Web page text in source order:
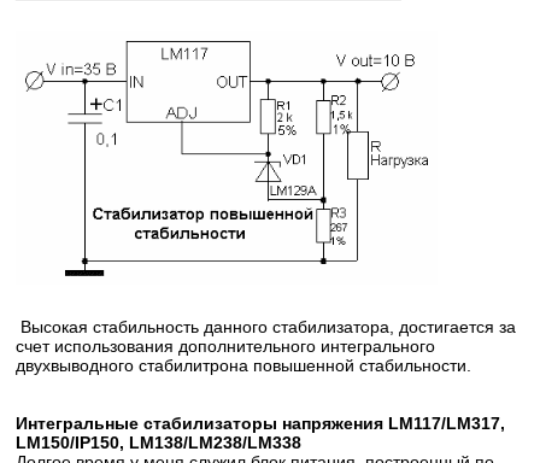
Высокая стабильность данного стабилизатора, достигается за
счет использования дополнительного интегрального
двухвыводного стабилитрона повышенной стабильности.
Интегральные стабилизаторы напряжения LM117/LM317,
LM150/IP150, LM138/LM238/LM338